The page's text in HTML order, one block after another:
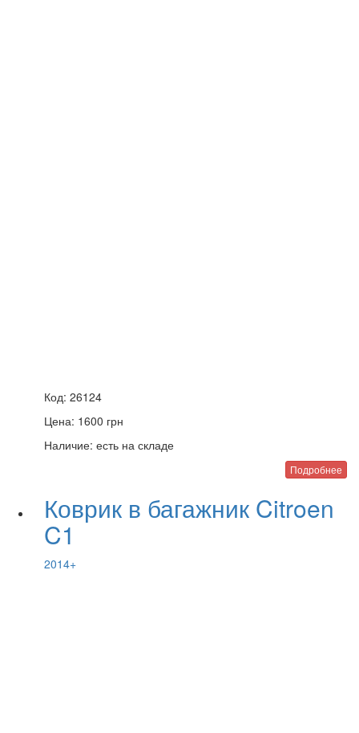
Код: 26124
Цена: 1600 грн
Наличие: есть на складе
Подробнее
Коврик в багажник Citroen
C1
2014+